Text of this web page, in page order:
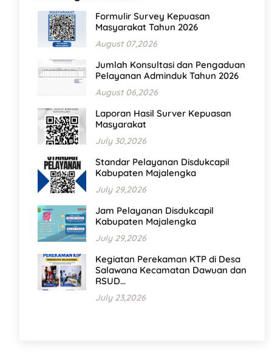
Formulir Survey Kepuasan
Masyarakat Tahun 2026
August 07,2026
Jumlah Konsultasi dan Pengaduan
Pelayanan Adminduk Tahun 2026
August 06,2026
Laporan Hasil Surver Kepuasan
Masyarakat
July 30,2026
Standar Pelayanan Disdukcapil
Kabupaten Majalengka
July 29,2026
Jam Pelayanan Disdukcapil
Kabupaten Majalengka
July 29,2026
Kegiatan Perekaman KTP di Desa
Salawana Kecamatan Dawuan dan
RSUD…
July 23,2026